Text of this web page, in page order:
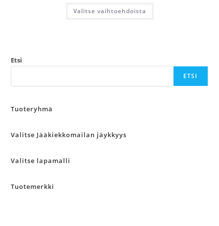
Valitse vaihtoehdoista
Tällä
on
sivulla.
Etsi
ETSI
Tuoteryhmä
Valitse Jääkiekkomailan jäykkyys
Valitse lapamalli
Tuotemerkki